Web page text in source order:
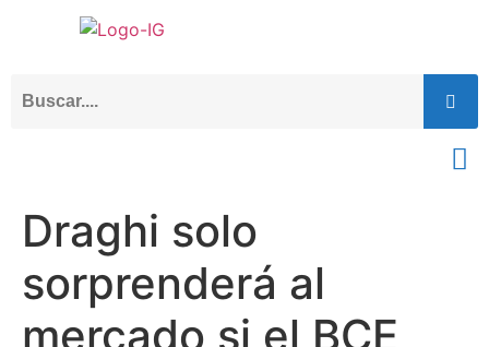
Draghi solo
sorprenderá al
mercado si el BCE